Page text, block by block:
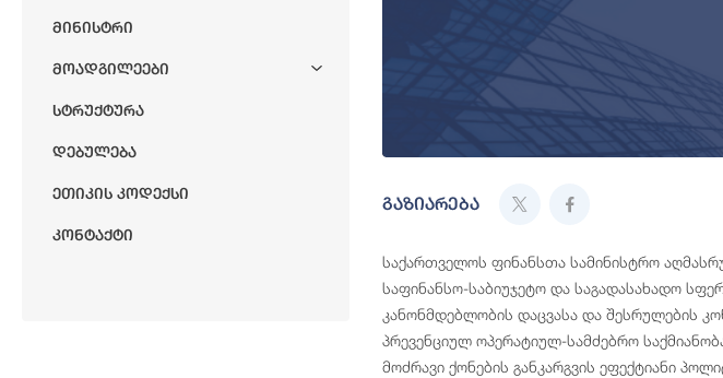
Მინისტრი
Მოადგილეები
Სტრუქტურა
Დებულება
Ეთიკის Კოდექსი
Კონტაქტი
გაზიარება
საქართველოს ფინანსთა სამინისტრო
საფინანსო-საბიუჯეტო და საგადასახადო
კანონმდებლობის დაცვასა და შესრულების
პრევენციულ ოპერატიულ-სამძებრო
მოძრავი ქონების განკარგვის ეფექტიანი